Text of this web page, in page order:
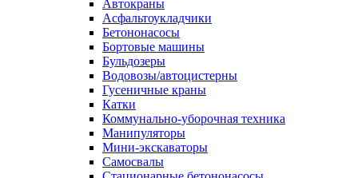
Автокраны
Асфальтоукладчики
Бетононасосы
Бортовые машины
Бульдозеры
Водовозы/автоцистерны
Гусеничные краны
Катки
Коммунально-уборочная техника
Манипуляторы
Мини-экскаваторы
Самосвалы